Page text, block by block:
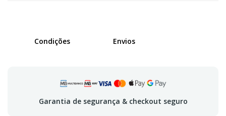
Condições Envios
Garantia de segurança & checkout seguro